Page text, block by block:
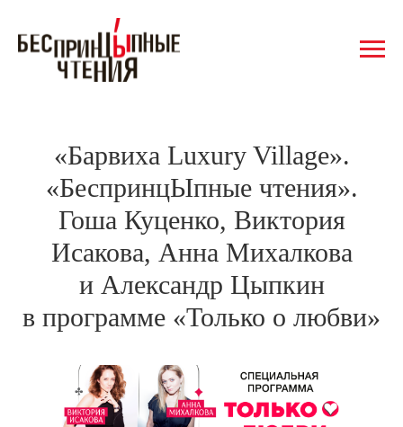
«Барвиха Luxury Village».
«БеспринцЫпные чтения».
Гоша Куценко, Виктория
Исакова, Анна Михалкова
и Александр Цыпкин
в программе «Только о любви»